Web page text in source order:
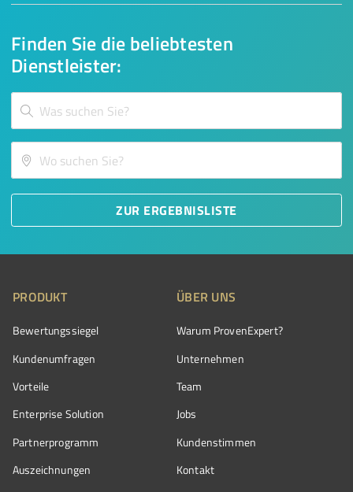
Finden Sie die beliebtesten
Dienstleister:
ZUR ERGEBNISLISTE
PRODUKT
Bewertungssiegel
Kundenumfragen
Vorteile
Enterprise Solution
Partnerprogramm
Auszeichnungen
ÜBER UNS
Warum ProvenExpert?
Unternehmen
Team
Jobs
Kundenstimmen
Kontakt